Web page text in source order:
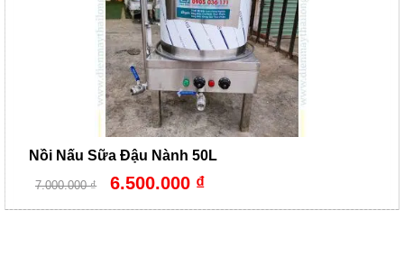
Nồi Nấu Sữa Đậu Nành 50L
7.000.000₫
Giá
gốc
7.000.000 ₫.
6.500.000 ₫Giá
hiện
là: